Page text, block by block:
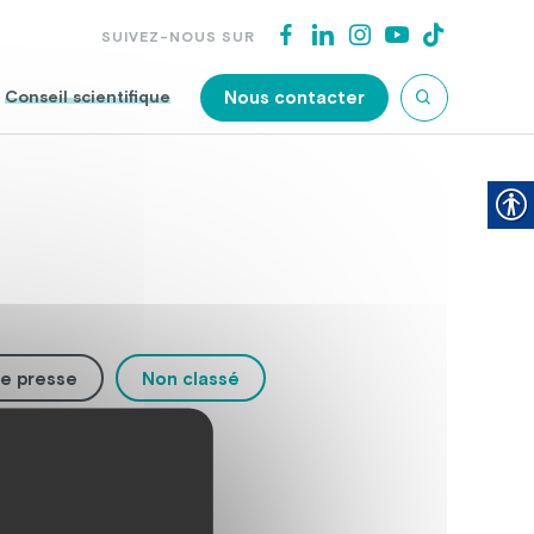
SUIVEZ-NOUS SUR
Conseil scientifique Nous contacter
presse Non classé